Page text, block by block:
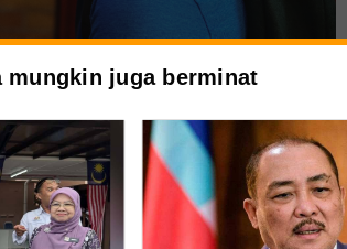
mungkin juga berminat